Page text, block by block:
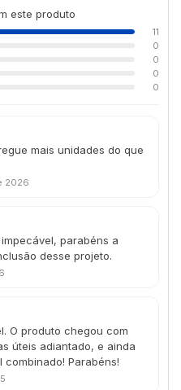
este produto
11
0
0
0
0
mais unidades do que
2026
parabéns a
desse projeto.
O produto chegou com
úteis adiantado, e ainda
combinado! Parabéns!